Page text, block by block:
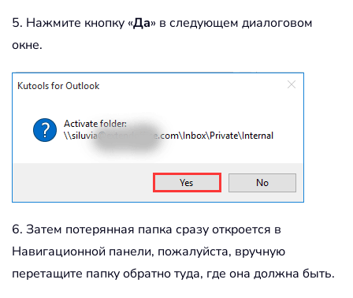
5. Нажмите кнопку «Да» в следующем диалоговом
окне.
6. Затем потерянная папка сразу откроется в
Навигационной панели, пожалуйста, вручную
перетащите папку обратно туда, где она должна быть.